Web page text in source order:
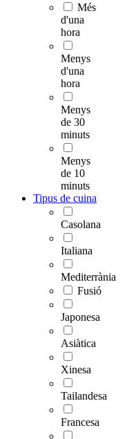
Més
d'una
hora
Menys
d'una
hora
Menys
de 30
minuts
Menys
de 10
minuts
Tipus de cuina
Casolana
Italiana
Mediterrània
Fusió
Japonesa
Asiàtica
Xinesa
Tailandesa
Francesa